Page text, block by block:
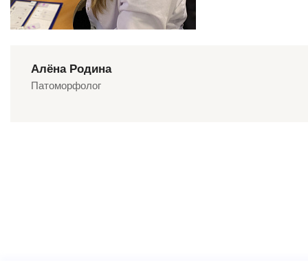
Алёна Родина
Патоморфолог